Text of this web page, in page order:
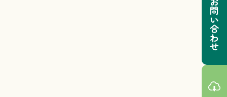
お問い合わせ